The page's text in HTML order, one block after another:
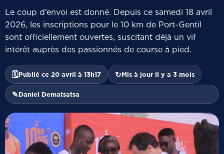
Le coup d’envoi est donné. Depuis ce samedi 18 avril
2026, les inscriptions pour le 10 km de Port-Gentil
sont officiellement ouvertes, suscitant déjà un vif
intérêt auprès des passionnés de course à pied.
🗓Publié ce 20 avril à 13h17 ↻Mis à jour il y a 3 mois
✎Daniel Dematsatsa